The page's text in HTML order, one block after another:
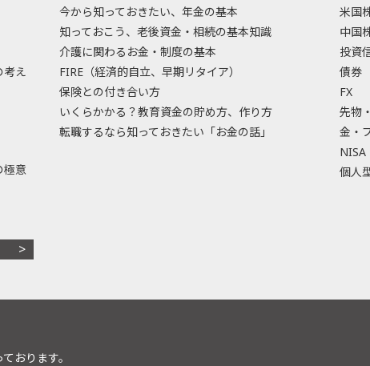
考え
極意
今から知っておきたい、年金の基本
知っておこう、老後資金・相続の基本知識
介護に関わるお金・制度の基本
FIRE（経済的自立、早期リタイア）
保険との付き合い方
いくらかかる？教育資金の貯め方、作り方
転職するなら知っておきたい「お金の話」
米国
中国
投資
債券
FX
先物
金・
NISA
個人
おります。